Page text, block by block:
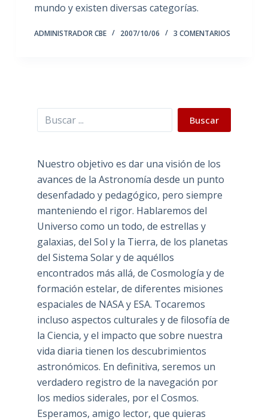
mundo y existen diversas categorías.
ADMINISTRADOR CBE 2007/10/06 3 COMENTARIOS
Buscar Buscar
Nuestro objetivo es dar una visión de los
avances de la Astronomía desde un punto
desenfadado y pedagógico, pero siempre
manteniendo el rigor. Hablaremos del
Universo como un todo, de estrellas y
galaxias, del Sol y la Tierra, de los planetas
del Sistema Solar y de aquéllos
encontrados más allá, de Cosmología y de
formación estelar, de diferentes misiones
espaciales de NASA y ESA. Tocaremos
incluso aspectos culturales y de filosofía de
la Ciencia, y el impacto que sobre nuestra
vida diaria tienen los descubrimientos
astronómicos. En definitiva, seremos un
verdadero registro de la navegación por
los medios siderales, por el Cosmos.
Esperamos, amigo lector, que quieras